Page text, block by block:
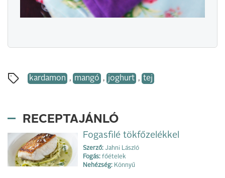
kardamon , mangó , joghurt , tej
RECEPTAJÁNLÓ
Fogasfilé tökfőzelékkel
Szerző: Jahni László
Fogás: főételek
Nehézség: Könnyű